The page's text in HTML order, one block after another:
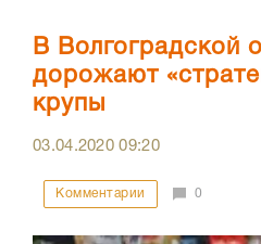
В Волгоградской
дорожают
крупы
03.04.202009:20
Комментарии 0